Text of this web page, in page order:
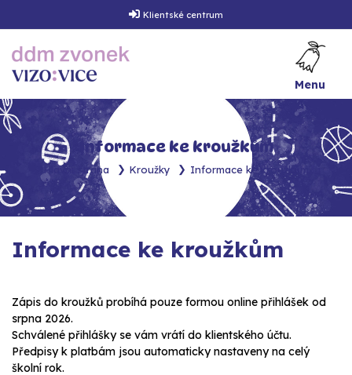
Klientské centrum
Menu
Informace ke kroužkům
Hlavní strana Kroužky Informace ke kroužkům
Informace ke kroužkům
Zápis do kroužků probíhá pouze formou online přihlášek od
srpna 2026.
Schválené přihlášky se vám vrátí do klientského účtu.
Předpisy k platbám jsou automaticky nastaveny na celý
školní rok.